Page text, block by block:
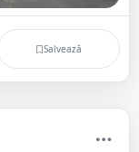
Salvează